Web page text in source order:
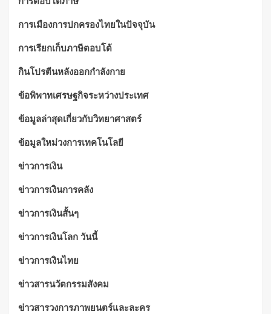
การเมืองการปกครองไทยในปัจจุบัน
การเรียกเก็บภาษีตอบโต้
กินโปรตีนหลังออกกำลังกาย
ข้อพิพาทเศรษฐกิจระหว่างประเทศ
ข้อมูลล่าสุดเกี่ยวกับวิทยาศาสตร์
ข้อมูลใหม่วงการเทคโนโลยี
ข่าวการเงิน
ข่าวการเงินการคลัง
ข่าวการเงินสั้นๆ
ข่าวการเงินโลก วันนี้
ข่าวการเงินไทย
ข่าวสารนวัตกรรมสังคม
ข่าวสารวงการภาพยนตร์และละคร